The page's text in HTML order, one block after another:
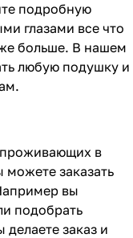
подробную
глазами все что
больше. В нашем
любую подушку и
проживающих в
заказать
вы
подобрать
делаете заказ и